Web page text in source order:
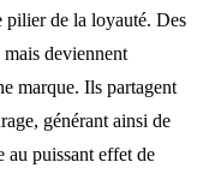
pilier de la loyauté. Des
deviennent
marque. Ils partagent
générant ainsi de
au puissant effet de